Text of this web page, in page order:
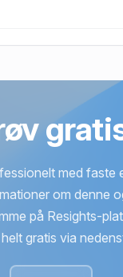
blev handlet i
med faste
om denne
på Resights-
gratis via